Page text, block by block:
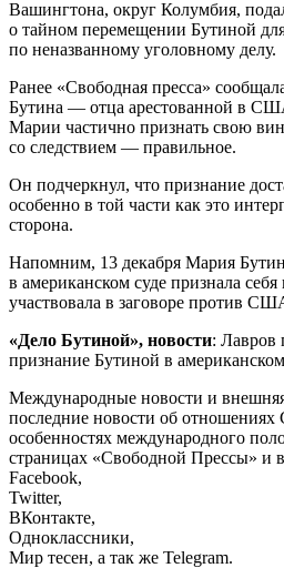
Вашингтона, округ Колумбия,
о тайном перемещении Бутиной
по неназванному уголовному делу.
Ранее «Свободная пресса»
Бутина — отца арестованной в
Марии частично признать свою
со следствием — правильное.
Он подчеркнул, что признание
особенно в той части как это
сторона.
Напомним, 13 декабря Мария
в американском суде признала
участвовала в заговоре против
«Дело Бутиной», новости: Лавров
признание Бутиной в
Международные новости и
последние новости об
особенностях международного
страницах «Свободной Прессы» и
Facebook,
Twitter,
ВКонтакте,
Одноклассники,
Мир тесен, а так же Telegram.